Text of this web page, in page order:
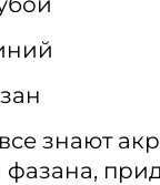
знают
фазана,